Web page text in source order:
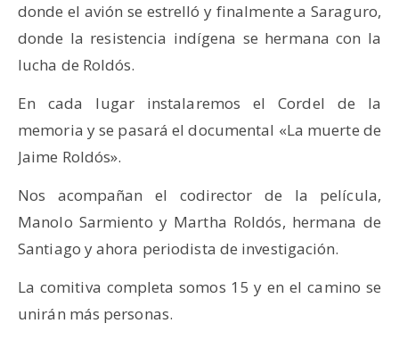
donde el avión se estrelló y finalmente a Saraguro,
donde la resistencia indígena se hermana con la
lucha de Roldós.
En cada lugar instalaremos el Cordel de la
memoria y se pasará el documental «La muerte de
Jaime Roldós».
Nos acompañan el codirector de la película,
Manolo Sarmiento y Martha Roldós, hermana de
Santiago y ahora periodista de investigación.
La comitiva completa somos 15 y en el camino se
unirán más personas.